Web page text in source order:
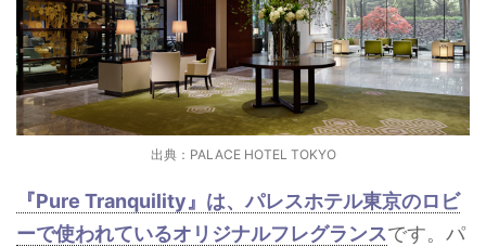
出典：PALACE HOTEL TOKYO
『Pure Tranquility』は、パレスホテル東京のロビ
ーで使われているオリジナルフレグランスです。パ